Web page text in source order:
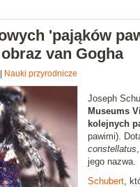
'pająków
van Gogha
Nauki przyrodnicze
Joseph
Museums
kolejnych
pawimi).
constellatus
jego nazwa.
Schubert,